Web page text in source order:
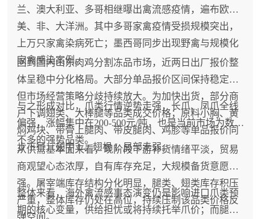
兰、澳大利亚、多哥相继曝出禽流感疫情，遍布欧、
美、非、大洋洲。其中多哥家禽疫情受损规模突出，
上万只家禽染病死亡；墨西哥同步出现野禽与规模化
家禽感染案例。
回到国内山东肉鸡分割冻品市场，近两日出厂报价整
体呈稳中分化格局。大部分单品报价区间保持稳定，
但市场经营策略分歧持续放大。为加快出货，部分商
户下调翅类、大棒腿等品类成交价格；原料小胸、黄
焖鸡块、带骨上腿肉、带皮腿肉、鸡胗等单品报价同
步下行，翅中 L、翅根 L 局部走弱。
与之形成对比，爪类行情逆势走强，长爪、凤爪全线
偏强，涨幅集中在200-500元/吨，也是当前市场为数
不多的强势品类。
从供需基本面来看，现阶段下游补货情绪平淡，贸易
商观望心态浓厚，自有库存充足，大规模备货意愿不
强。屠宰端库存结构分化明显，腿类、翅类库存积压
严重，整体库存仍处在高位，持续压制该品类价格反
整体来看，海外禽流感事态演变仍是影响进口爪类预
期的核心变量，供给担忧或将持续托举爪价；而腿翅